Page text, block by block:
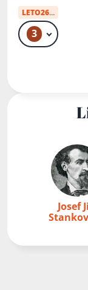
vydavatelsk
á
společnost
s r.o
LETO26od:
3 49 Kč
Josef